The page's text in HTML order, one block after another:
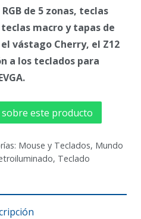
de 5 zonas, teclas
macro y tapas de
vástago Cherry, el Z12
a los teclados para
este producto
Mouse y Teclados, Mundo
, Teclado